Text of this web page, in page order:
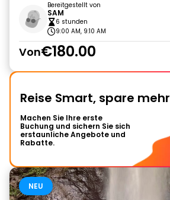
Bereitgestellt von
SAM
6 stunden
9:00 AM, 9:10 AM
Von€180.00
Reise Smart, spare mehr
Machen Sie Ihre erste
Buchung und sichern Sie sich
erstaunliche Angebote und
Rabatte.
NEU